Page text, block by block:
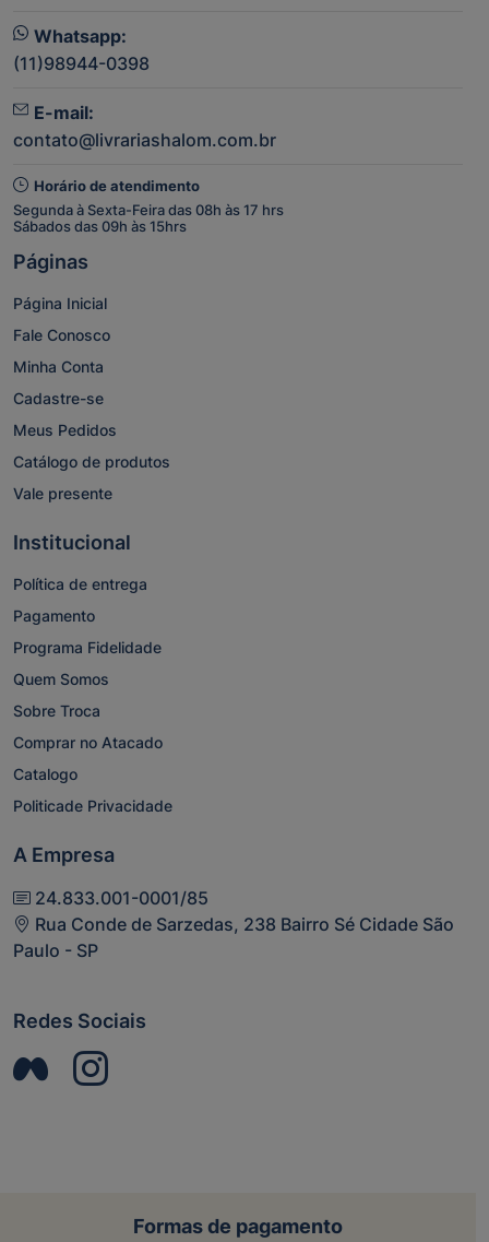
Whatsapp:
(11)98944-0398
E-mail:
contato@livrariashalom.com.br
Horário de atendimento
Segunda à Sexta-Feira das 08h às 17 hrs
Sábados das 09h às 15hrs
Páginas
Página Inicial
Fale Conosco
Minha Conta
Cadastre-se
Meus Pedidos
Catálogo de produtos
Vale presente
Institucional
Política de entrega
Pagamento
Programa Fidelidade
Quem Somos
Sobre Troca
Comprar no Atacado
Catalogo
Politicade Privacidade
A Empresa
24.833.001-0001/85
Rua Conde de Sarzedas, 238 Bairro Sé Cidade São
Paulo - SP
Redes Sociais
Formas de pagamento